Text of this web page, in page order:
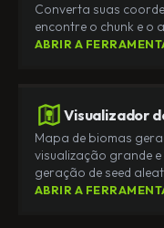
Converta suas
encontre o chunk e o
ABRIR A
Visualizador
Mapa de biomas
visualização grande
geração de seed
ABRIR A